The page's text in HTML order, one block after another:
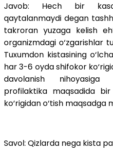
Javob: Hech bir
qaytalanmaydi degan
takroran yuzaga kelish
organizmdagi o‘zgarishlar
Tuxumdon kistasining
har 3-6 oyda shifokor
davolanish nihoyasiga
profilaktika maqsadida
ko‘rigidan o‘tish maqsadga
Savol: Qizlarda nega kista